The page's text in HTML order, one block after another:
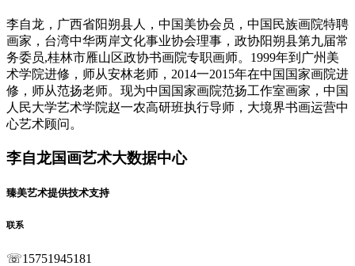
李自龙，广西省阳朔县人，中国美协会员，中国民族画院特聘
画家，台湾中华两岸文化事业协会理事，政协阳朔县第九届常
务委员,桂林市雁山区政协书画院专职画师。1999年到广州美
术学院进修，师从安林老师，2014一2015年在中国国家画院进
修，师从范扬老师。现为中国国家画院范扬工作室画家，中国
人民大学艺术学院赵一农高研班执行导师，大境界书画运营中
心艺术顾问。
李自龙国画艺术大数据中心
臻美艺术提供技术支持
联系
☏15751945181